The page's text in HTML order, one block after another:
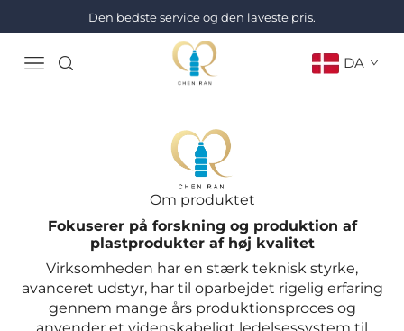
Den bedste service og den laveste pris.
DA
Om produktet
Fokuserer på forskning og produktion af
plastprodukter af høj kvalitet
Virksomheden har en stærk teknisk styrke,
avanceret udstyr, har til oparbejdet rigelig erfaring
gennem mange års produktionsproces og